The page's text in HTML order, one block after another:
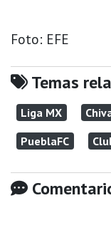
Foto: EFE
Temas
Liga MX
PueblaFC